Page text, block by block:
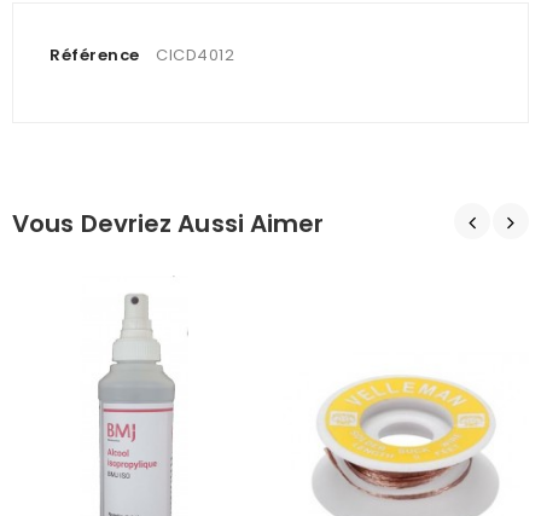
Référence CICD4012
Vous Devriez Aussi Aimer